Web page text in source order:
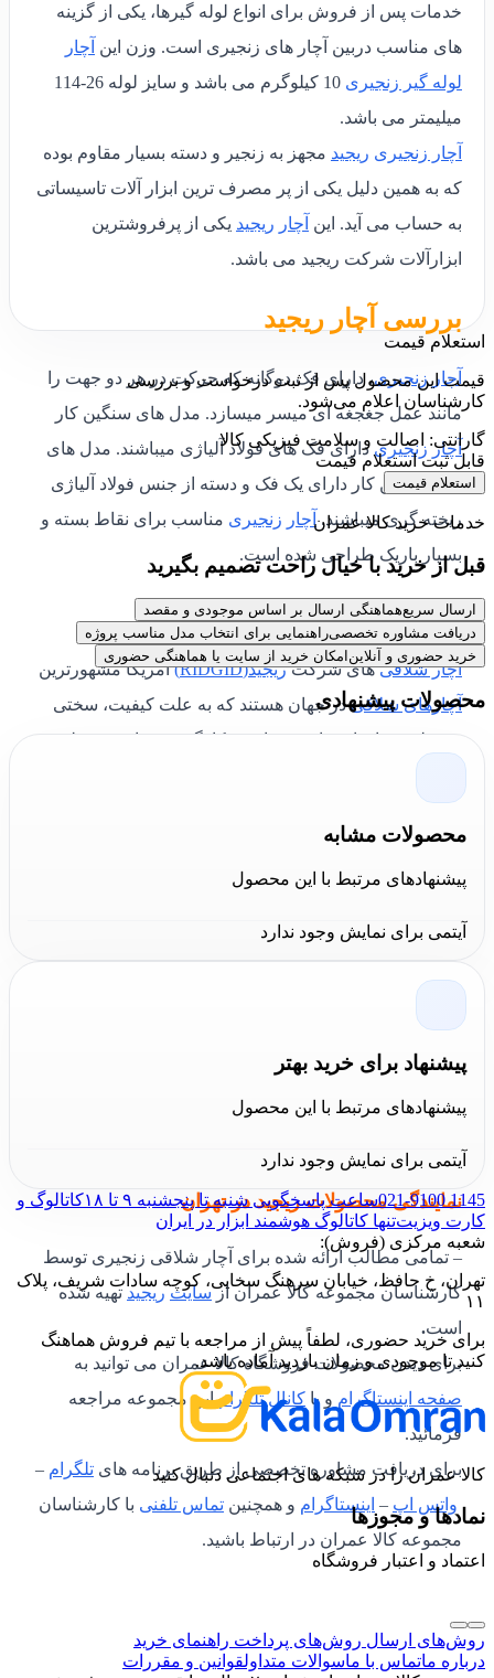
خدمات پس از فروش برای انواع لوله گیرها، یکی از گزینه
های مناسب دربین آچار های زنجیری است. وزن این آچار
لوله گیر زنجیری
10 کیلوگرم می باشد و سایز لوله 26-114
میلیمتر می باشد.
آچار زنجیری ریجید مجهز به زنجیر و دسته بسیار مقاوم بوده
که به همین دلیل یکی از پر مصرف ترین ابزار آلات تاسیساتی
به حساب می آید. این آچار ریجید یکی از پرفروشترین
ابزارآلات شرکت ریجید می باشد.
بررسی آچار ریجید
آچار زنجیری، دارای فک دوگانه که حرکت در هر دو جهت را
مانند عمل جغجغه ای میسر میسازد. مدل های سنگین کار
آچار زنجیری دارای فک های فولاد آلیاژی میباشند. مدل های
نیمه سنگین کار دارای یک فک و دسته از جنس فولاد آلیاژی
ریخته گری میباشند. آچار زنجیری مناسب برای نقاط بسته و
بسیار باریک طراحی شده است.
ویژگی های کلیدی ریجید
آچار شلاقیهای شرکتریجید(RIDGID)
آمریکا مشهورترین
آچارهای شلاقیدر جهان هستند که به علت کیفیت، سختی
بی نظیر، ساختار مناسب برای به کارگیری در امور مختلف و
می باشند که اغلب مورد تقلید قرار می گیرند اما تا کنون هیچ
نمایندگی محصولات ریجید در تهران
– تمامی مطالب ارائه شده برای آچار شلاقی زنجیری توسط
کارشناسان مجموعه کالا عمران ازسایت ریجید تهیه شده
است.
برای دیدن محصولات فروشگاه کالا عمران می توانید به
صفحه اینستاگرام و یا کانال تلگراماین مجموعه مراجعه
فرمائید.
برای دریافت مشاوره تخصصی از طریق برنامه های تلگرام –
واتس اپ – اینستاگرام و همچنین تماس تلفنی با کارشناسان
مجموعه کالا عمران در ارتباط باشید.
استعلام قیمت
قیمت این محصول پس از ثبت درخواست و بررسی
کارشناسان اعلام می‌شود.
گارانتی: اصالت و سلامت فیزیکی کالا
قابل ثبت استعلام قیمت
استعلام قیمت
خدمات خرید کالا عمران
قبل از خرید با خیال راحت تصمیم بگیرید
ارسال سریعهماهنگی ارسال بر اساس موجودی و مقصد
دریافت مشاوره تخصصیراهنمایی برای انتخاب مدل مناسب پروژه
خرید حضوری و آنلاین امکان خرید از سایت یا هماهنگی حضوری
محصولات پیشنهادی
محصولات مشابه
پیشنهادهای مرتبط با این محصول
آیتمی برای نمایش وجود ندارد
پیشنهاد برای خرید بهتر
پیشنهادهای مرتبط با این محصول
آیتمی برای نمایش وجود ندارد
021-9100 1145ساعت پاسخگویی شنبه تا پنجشنبه ۹ تا ۱۸
کاتالوگ و
کارت ویزیتتنها کاتالوگ هوشمند ابزار در ایران
شعبه مرکزی (فروش):
تهران، خ حافظ، خیابان سرهنگ سخایی، کوچه سادات شریف، پلاک
۱۱
برای خرید حضوری، لطفاً پیش از مراجعه با تیم فروش هماهنگ
کنید تا موجودی و زمان بازدید آماده باشد.
کالا عمران را در شبکه های اجتماعی دنبال کنید
نمادها و مجوزها
اعتماد و اعتبار فروشگاه
روش‌های ارسال روش‌های پرداخت راهنمای خرید
درباره ماتماس با ماسوالات متداولقوانین و مقررات